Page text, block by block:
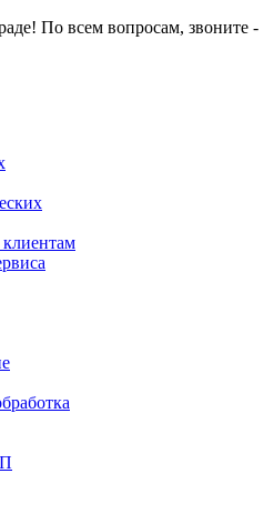
По всем вопросам, звоните -